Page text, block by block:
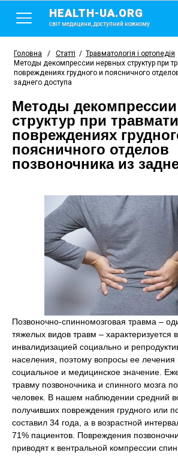
HEALTH-UA.ORG
світ медицини, доступний кожному
Головна / Статті / Травматологія і ортопедія
Методы декомпрессии нервных структур при
повреждениях грудного и поясничного
заднего доступа
Методы
структур при
повреждениях
поясничного отделов
позвоночника из
Позвоночно-спинномозговая травма –
тяжелых видов травм – характеризуется
инвалидизацией социально и
населения, поэтому вопросы ее
социальное и медицинское значение.
травму позвоночника и спинного мозга
человек. В нашем наблюдении средний
получивших повреждения грудного или
составил 34 года, а в возрастной
71% пациентов. Повреждения
приводят к вентральной компрессии